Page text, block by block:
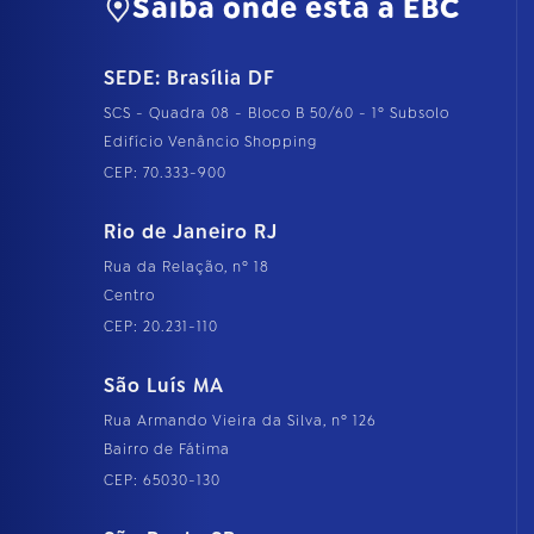
Saiba onde está a EBC
SEDE: Brasília DF
SCS - Quadra 08 - Bloco B 50/60 - 1º Subsolo
Edifício Venâncio Shopping
CEP: 70.333-900
Rio de Janeiro RJ
Rua da Relação, nº 18
Centro
CEP: 20.231-110
São Luís MA
Rua Armando Vieira da Silva, nº 126
Bairro de Fátima
CEP: 65030-130